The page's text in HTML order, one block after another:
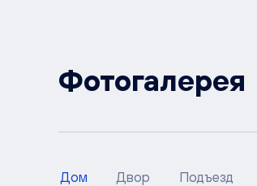
Фотогалерея
Дом Двор Подъезд